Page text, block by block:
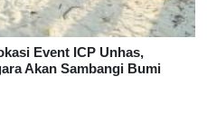
Event ICP Unhas,
Akan Sambangi Bumi